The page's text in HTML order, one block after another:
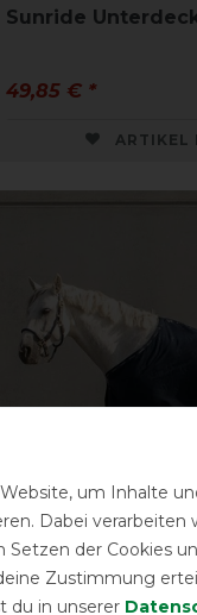
Sunride
49,85 € *
ARTIKEL
Sunride
um Inhalte
Dabei verarbeiten
der Cookies
Zustimmung
du in unserer